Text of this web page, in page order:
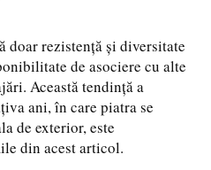
doar rezistență și diversitate
de asociere cu alte
Această tendință a
ani, în care piatra se
de exterior, este
din acest articol.